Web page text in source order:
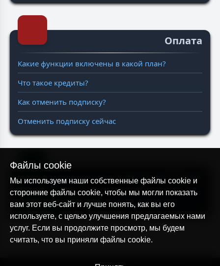
Оплата
Какие функции включены в какой план?
Что такое кредиты?
Как отменить подписку?
Отменить подписку сейчас
Статус серверов
WEB API
Файлы cookie
Мы используем наши собственные файлы cookie и
сторонние файлы cookie, чтобы мы могли показать
вам этот веб-сайт и лучше понять, как вы его
используете, с целью улучшения предлагаемых нами
услуг. Если вы продолжите просмотр, мы будем
считать, что вы приняли файлы cookie.